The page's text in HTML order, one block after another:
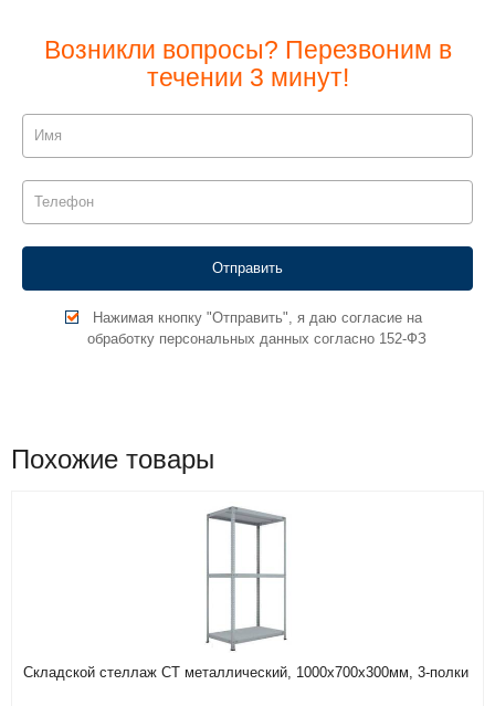
Возникли вопросы? Перезвоним в
течении 3 минут!
Нажимая кнопку "Отправить", я даю согласие на
обработку персональных данных согласно 152-ФЗ
Похожие товары
Складской стеллаж СТ металлический, 1000х700х300мм, 3-полки